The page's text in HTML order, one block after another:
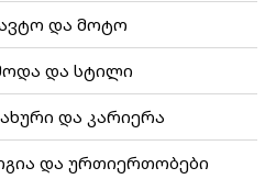
და მოტო
და სტილი
და კარიერა
და ურთიერთობები